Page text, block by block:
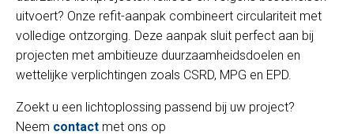
uitvoert? Onze refit-aanpak combineert circulariteit met
volledige ontzorging. Deze aanpak sluit perfect aan bij
projecten met ambitieuze duurzaamheidsdoelen en
wettelijke verplichtingen zoals CSRD, MPG en EPD.
Zoekt u een lichtoplossing passend bij uw project?
Neem contact met ons op